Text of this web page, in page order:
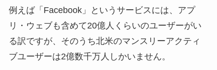
例えば「Facebook」というサービスには、アプ
リ・ウェブも含めて20億人くらいのユーザーがい
る訳ですが、そのうち北米のマンスリーアクティ
ブユーザーは2億数千万人しかいません。